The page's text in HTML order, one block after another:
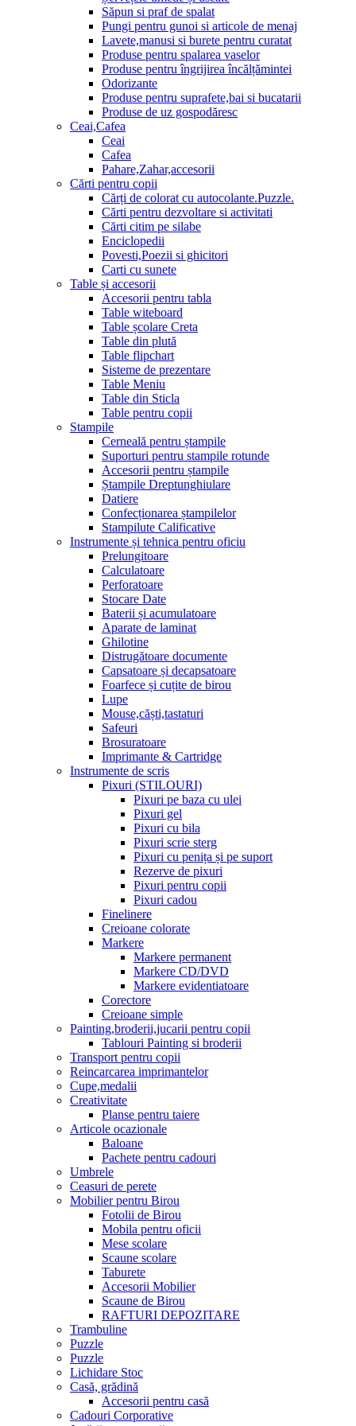
Săpun si praf de spalat
Pungi pentru gunoi si articole de menaj
Lavete,manusi si burete pentru curatat
Produse pentru spalarea vaselor
Produse pentru îngrijirea încălțămintei
Odorizante
Produse pentru suprafete,bai si bucatarii
Produse de uz gospodăresc
Ceai,Cafea
Ceai
Cafea
Pahare,Zahar,accesorii
Cărti pentru copii
Cărți de colorat cu autocolante.Puzzle.
Сărti pentru dezvoltare si activitati
Cărti citim pe silabe
Enciclopedii
Povesti,Poezii si ghicitori
Carti cu sunete
Table și accesorii
Accesorii pentru tabla
Table witeboard
Table școlare Creta
Table din plută
Table flipchart
Sisteme de prezentare
Table Meniu
Table din Sticla
Table pentru copii
Stampile
Cerneală pentru ștampile
Suporturi pentru stampile rotunde
Accesorii pentru ștampile
Ștampile Dreptunghiulare
Datiere
Confecționarea ștampilelor
Stampilute Calificative
Instrumente și tehnica pentru oficiu
Prelungitoare
Calculatoare
Perforatoare
Stocare Date
Baterii și acumulatoare
Aparate de laminat
Ghilotine
Distrugătoare documente
Capsatoare și decapsatoare
Foarfece și cuțite de birou
Lupe
Mouse,căști,tastaturi
Safeuri
Brosuratoare
Imprimante & Cartridge
Instrumente de scris
Pixuri (STILOURI)
Pixuri pe baza cu ulei
Pixuri gel
Pixuri cu bila
Pixuri scrie sterg
Pixuri cu penița și pe suport
Rezerve de pixuri
Pixuri pentru copii
Pixuri cadou
Finelinere
Creioane colorate
Markere
Markere permanent
Markere CD/DVD
Markere evidentiatoare
Corectore
Creioane simple
Painting,broderii,jucarii pentru copii
Tablouri Painting si broderii
Transport pentru copii
Reincarcarea imprimantelor
Cupe,medalii
Creativitate
Planse pentru taiere
Articole ocazionale
Baloane
Pachete pentru cadouri
Umbrele
Ceasuri de perete
Mobilier pentru Birou
Fotolii de Birou
Mobila pentru oficii
Mese scolare
Scaune scolare
Taburete
Accesorii Mobilier
Scaune de Birou
RAFTURI DEPOZITARE
Trambuline
Puzzle
Puzzle
Lichidare Stoc
Casă, grădină
Accesorii pentru casă
Cadouri Corporative